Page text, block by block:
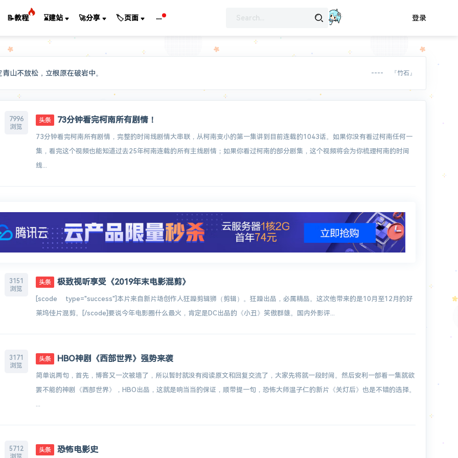
📝教程 ⌛建站 🚀分享 🏷️页面 登录
青山不放松，立根原在破岩中。 ---- 『竹石』
7996
浏览
头条 73分钟看完柯南所有剧情！
73分钟看完柯南所有剧情，完整的时间线剧情大串联，从柯南变小的第一集讲到目前连载的1043话。如果你没有看过柯南任何一
集，看完这个视频也能知道过去25年柯南连载的所有主线剧情；如果你看过柯南的部分剧集，这个视频将会为你梳理柯南的时间
线...
3151
浏览
头条 极致视听享受《2019年末电影混剪》
[scode type="success"]本片来自新片场创作人狂躁剪辑狮（剪辑）。狂躁出品，必属精品。这次他带来的是10月至12月的好
莱坞佳片混剪。[/scode]要说今年电影圈什么最火，肯定是DC出品的《小丑》笑傲群雄。国内外影评...
3171
浏览
头条 HBO神剧《西部世界》强势来袭
简单说两句，首先，博客又一次被墙了，所以暂时就没有阅读原文和回复交流了，大家先将就一段时间。然后安利一部看一集就欲
罢不能的神剧《西部世界》，HBO出品，这就是响当当的保证，顺带提一句，恐怖大师温子仁的新片《关灯后》也是不错的选择。
...
5712
头条 恐怖电影史